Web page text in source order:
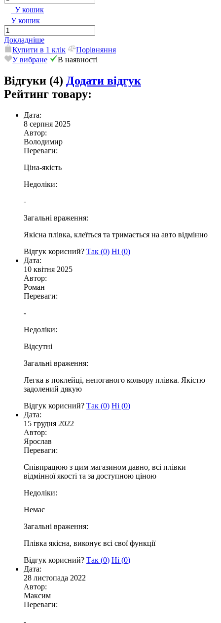
У кошик
У кошик
Докладніше
Купити в 1 клік
Порівняння
У вибране
В наявності
Відгуки (4) Додати відгук
Рейтинг товару:
Дата:
8 серпня 2025
Автор:
Володимир
Переваги:
Ціна-якість
Недоліки:
-
Загальні враження:
Якісна плівка, клеїться та тримається на авто відмінно
Відгук корисний? Так (0) Ні (0)
Дата:
10 квітня 2025
Автор:
Роман
Переваги:
-
Недоліки:
Відсутні
Загальні враження:
Легка в поклейці, непоганого кольору плівка. Якістю
задолений дякую
Відгук корисний? Так (0) Ні (0)
Дата:
15 грудня 2022
Автор:
Ярослав
Переваги:
Співпрацюю з цим магазином давно, всі плівки
відмінної якості та за доступною ціною
Недоліки:
Немає
Загальні враження:
Плівка якісна, виконує всі свої функції
Відгук корисний? Так (0) Ні (0)
Дата:
28 листопада 2022
Автор:
Максим
Переваги:
-